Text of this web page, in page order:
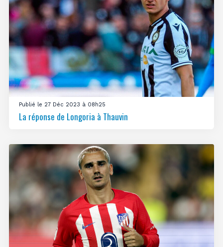
Publié le 27 Déc 2023 à 08h25
La réponse de Longoria à Thauvin